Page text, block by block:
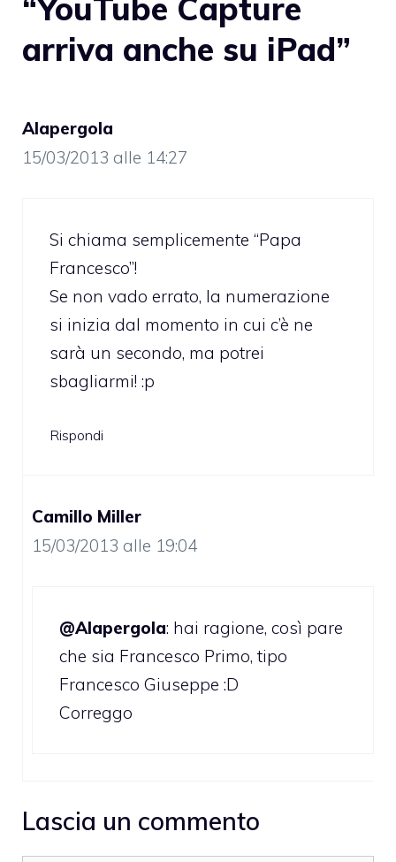
“YouTube Capture
arriva anche su iPad”
Alapergola
15/03/2013 alle 14:27
Si chiama semplicemente “Papa
Francesco”!
Se non vado errato, la numerazione
si inizia dal momento in cui c’è ne
sarà un secondo, ma potrei
sbagliarmi! :p
Rispondi
Camillo Miller
15/03/2013 alle 19:04
@Alapergola: hai ragione, così pare
che sia Francesco Primo, tipo
Francesco Giuseppe :D
Correggo
Lascia un commento